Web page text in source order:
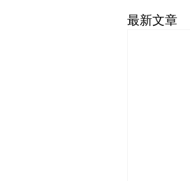
最新文章